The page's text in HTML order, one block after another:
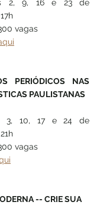
2, 9, 16 e 23 de
vagas
PERIÓDICOS NAS
PAULISTANAS
3, 10, 17 e 24 de
vagas
-- CRIE SUA